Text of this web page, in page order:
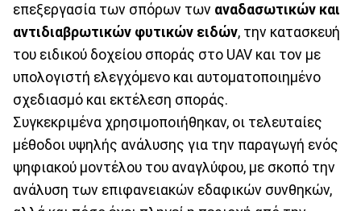
επεξεργασία των σπόρων των αναδασωτικών και
αντιδιαβρωτικών φυτικών ειδών, την κατασκευή
του ειδικού δοχείου σποράς στο UAV και τον με
υπολογιστή ελεγχόμενο και αυτοματοποιημένο
σχεδιασμό και εκτέλεση σποράς.
Συγκεκριμένα χρησιμοποιήθηκαν, οι τελευταίες
μέθοδοι υψηλής ανάλυσης για την παραγωγή ενός
ψηφιακού μοντέλου του αναγλύφου, με σκοπό την
ανάλυση των επιφανειακών εδαφικών συνθηκών,